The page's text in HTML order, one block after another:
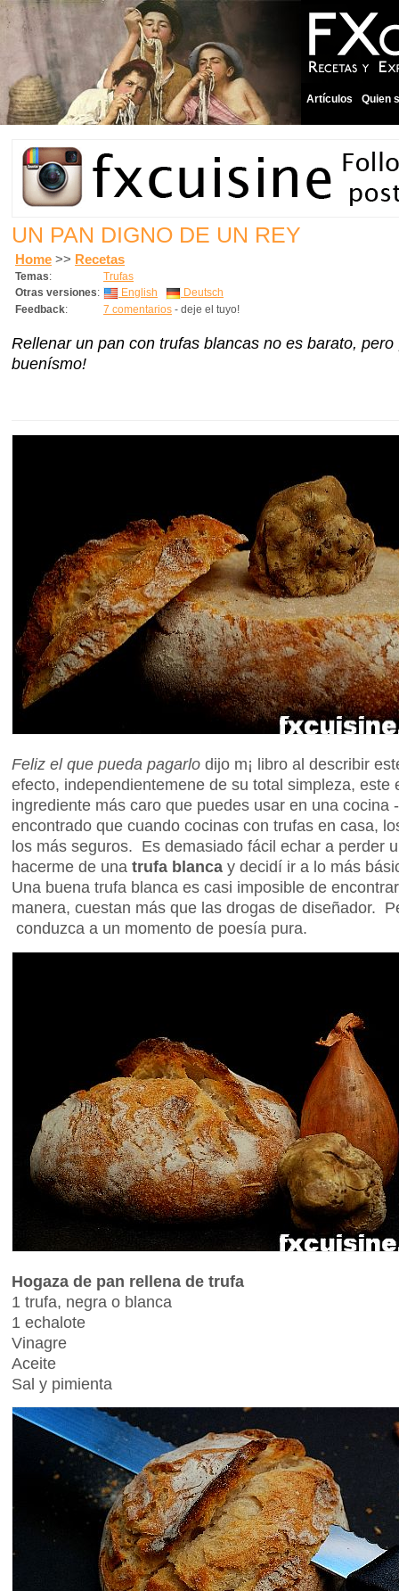
Artículos Quien
UN PAN DIGNO DE UN REY
Home >> Recetas
Temas:
Trufas
Otras versiones: English
Deutsch
Feedback: 7 comentarios - deje el tuyo!
Rellenar un pan con trufas blancas no es barato, pero
buenísmo!
Feliz el que pueda pagarlo dijo m¡ libro al describir
efecto, independientemene de su total simpleza, este
ingrediente más caro que puedes usar en una
encontrado que cuando cocinas con trufas en casa,
los más seguros. Es demasiado fácil echar a perder
hacerme de una trufa blanca y decidí ir a lo más
Una buena trufa blanca es casi imposible de
manera, cuestan más que las drogas de diseñador.
conduzca a un momento de poesía pura.
Hogaza de pan rellena de trufa
1 trufa, negra o blanca
1 echalote
Vinagre
Aceite
Sal y pimienta